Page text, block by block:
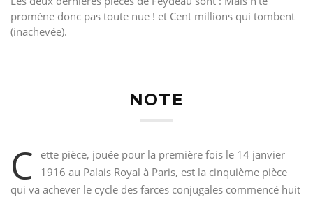
promène donc pas toute nue ! et Cent millions qui tombent
(inachevée).
NOTE
C
ette pièce, jouée pour la première fois le 14 janvier
1916 au Palais Royal à Paris, est la cinquième pièce
qui va achever le cycle des farces conjugales commencé huit